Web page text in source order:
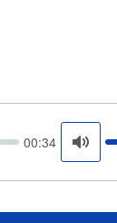
00:34
Mute